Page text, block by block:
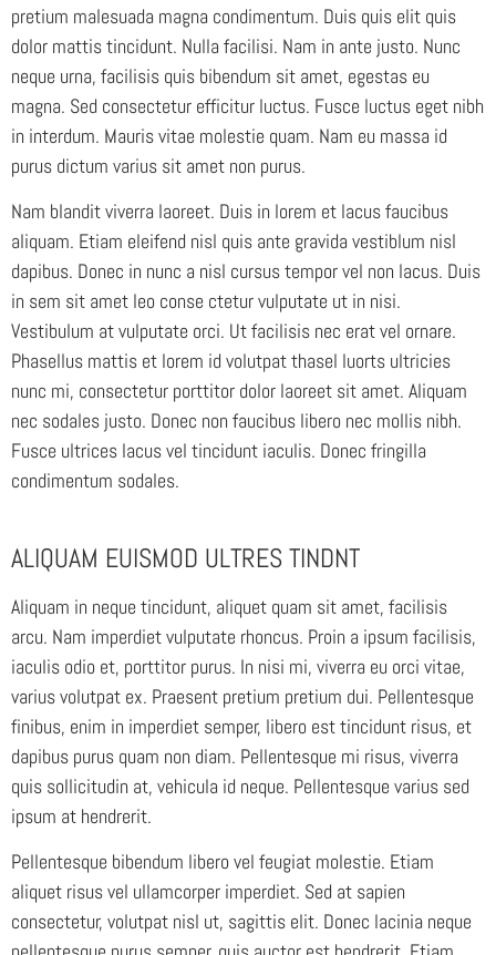
pretium malesuada magna condimentum. Duis quis elit quis
dolor mattis tincidunt. Nulla facilisi. Nam in ante justo. Nunc
neque urna, facilisis quis bibendum sit amet, egestas eu
magna. Sed consectetur efficitur luctus. Fusce luctus eget nibh
in interdum. Mauris vitae molestie quam. Nam eu massa id
purus dictum varius sit amet non purus.
Nam blandit viverra laoreet. Duis in lorem et lacus faucibus
aliquam. Etiam eleifend nisl quis ante gravida vestiblum nisl
dapibus. Donec in nunc a nisl cursus tempor vel non lacus. Duis
in sem sit amet leo conse ctetur vulputate ut in nisi.
Vestibulum at vulputate orci. Ut facilisis nec erat vel ornare.
Phasellus mattis et lorem id volutpat thasel luorts ultricies
nunc mi, consectetur porttitor dolor laoreet sit amet. Aliquam
nec sodales justo. Donec non faucibus libero nec mollis nibh.
Fusce ultrices lacus vel tincidunt iaculis. Donec fringilla
condimentum sodales.
ALIQUAM EUISMOD ULTRES TINDNT
Aliquam in neque tincidunt, aliquet quam sit amet, facilisis
arcu. Nam imperdiet vulputate rhoncus. Proin a ipsum facilisis,
iaculis odio et, porttitor purus. In nisi mi, viverra eu orci vitae,
varius volutpat ex. Praesent pretium pretium dui. Pellentesque
finibus, enim in imperdiet semper, libero est tincidunt risus, et
dapibus purus quam non diam. Pellentesque mi risus, viverra
quis sollicitudin at, vehicula id neque. Pellentesque varius sed
ipsum at hendrerit.
Pellentesque bibendum libero vel feugiat molestie. Etiam
aliquet risus vel ullamcorper imperdiet. Sed at sapien
consectetur, volutpat nisl ut, sagittis elit. Donec lacinia neque